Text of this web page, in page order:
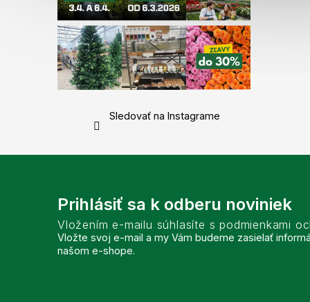
Sledovať na Instagrame
Prihlásiť sa k odberu noviniek
Vložením e-mailu súhlasíte s podmienkami
Vložte svoj e-mail a my Vám budeme zasielať
našom e-shope.